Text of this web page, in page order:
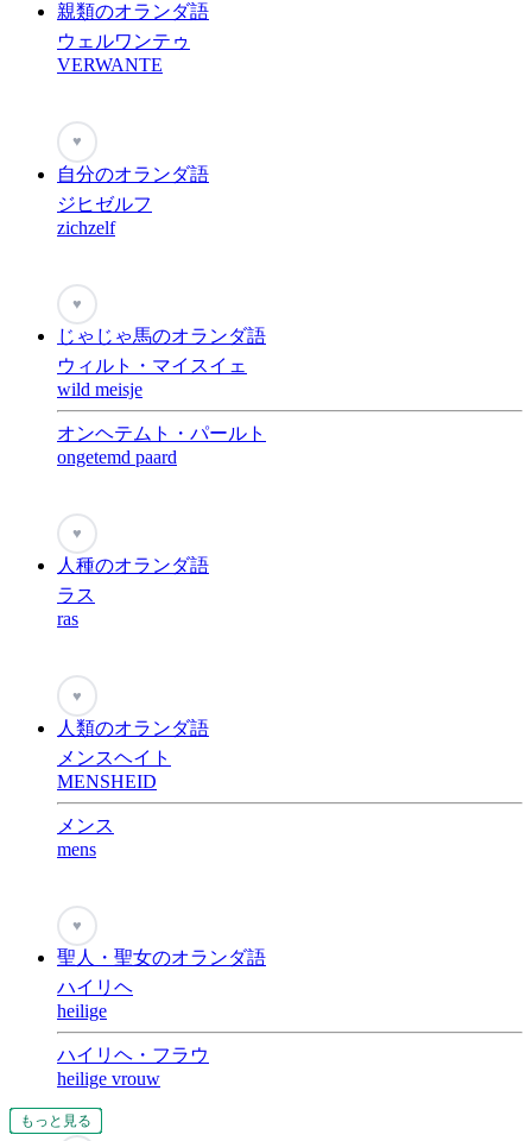
もっと見る
もっと見る
もっと見る
もっと見る
もっと見る
もっと見る
もっと見る
もっと見る
もっと見る
もっと見る
もっと見る
もっと見る
もっと見る
もっと見る
もっと見る
もっと見る
もっと見る
もっと見る
もっと見る
もっと見る
もっと見る
もっと見る
親類のオランダ語
ウェルワンテゥ
VERWANTE
♥
自分のオランダ語
ジヒゼルフ
zichzelf
♥
じゃじゃ馬のオランダ語
ウィルト・マイスイェ
wild meisje
オンヘテムト・パールト
ongetemd paard
もっと見る
♥
人種のオランダ語
ラス
ras
♥
人類のオランダ語
メンスヘイト
MENSHEID
メンス
mens
♥
聖人・聖女のオランダ語
ハイリヘ
heilige
ハイリヘ・フラウ
heilige vrouw
もっと見る
もっと見る
もっと見る
もっと見る
もっと見る
もっと見る
もっと見る
もっと見る
もっと見る